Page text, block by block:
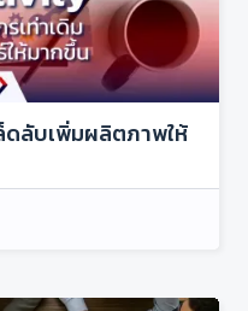
ดลับเพิ่มผลิตภาพให้